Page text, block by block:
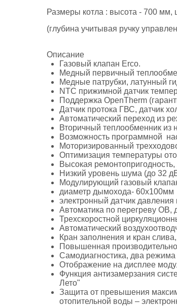
Размеры котла : высота - 700
(глубина учитывая ручку
Описание
Газовый клапан Erco.
Медный первичный
Медные патрубки, латунный
NTC прижимной датчик
Поддержка OpenTherm
Датчик протока ГВС, датчик
Автоматический переход из
Вторичный теплообменник из
Возможность программной
Моторизированный
Оптимизация температуры
Высокая ремонтопригодность,
Низкий уровень шума (до 32
Модулирующий газовый
диаметр дымохода- 60х100мм
электронный датчик давления
Автоматика по перегреву
Трехскоростной
Автоматический
Кран заполнения и кран
Повышенная
Самодиагностика, два
Отображение на дисплее
Функция антизамерзания
Лето"
Защита от превышения
отопительной воды –